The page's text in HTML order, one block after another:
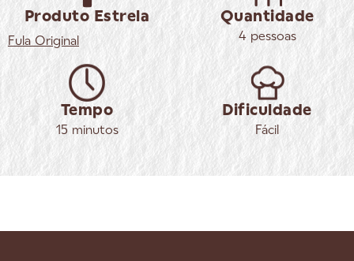
Produto Estrela
Fula Original
Quantidade
4 pessoas
Tempo
15 minutos
Dificuldade
Fácil